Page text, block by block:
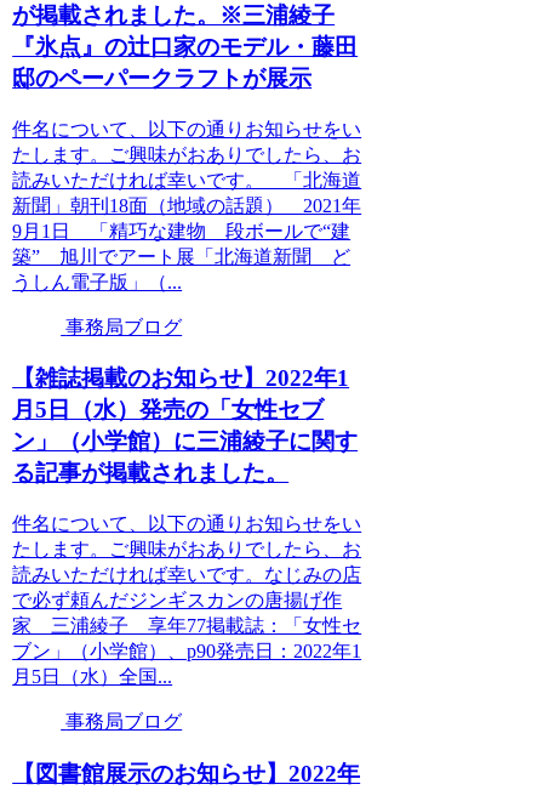
が掲載されました。※三浦綾子
『氷点』の辻口家のモデル・藤田
邸のペーパークラフトが展示
件名について、以下の通りお知らせをい
たします。ご興味がおありでしたら、お
読みいただければ幸いです。 「北海道
新聞」朝刊18面（地域の話題） 2021年
9月1日 「精巧な建物 段ボールで“建
築” 旭川でアート展「北海道新聞 ど
うしん電子版」（...
事務局ブログ
【雑誌掲載のお知らせ】2022年1
月5日（水）発売の「女性セブ
ン」（小学館）に三浦綾子に関す
る記事が掲載されました。
件名について、以下の通りお知らせをい
たします。ご興味がおありでしたら、お
読みいただければ幸いです。なじみの店
で必ず頼んだジンギスカンの唐揚げ作
家 三浦綾子 享年77掲載誌：「女性セ
ブン」（小学館）、p90発売日：2022年1
月5日（水）全国...
事務局ブログ
【図書館展示のお知らせ】2022年